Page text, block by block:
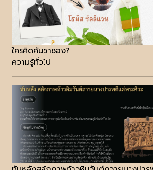
ใครคิดค้นชาซอง?
ความรู้ทั่วไป